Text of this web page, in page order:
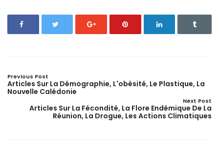
Previous Post
Articles Sur La Démographie, L'obésité, Le Plastique, La
Nouvelle Calédonie
Next Post
Articles Sur La Fécondité, La Flore Endémique De La
Réunion, La Drogue, Les Actions Climatiques